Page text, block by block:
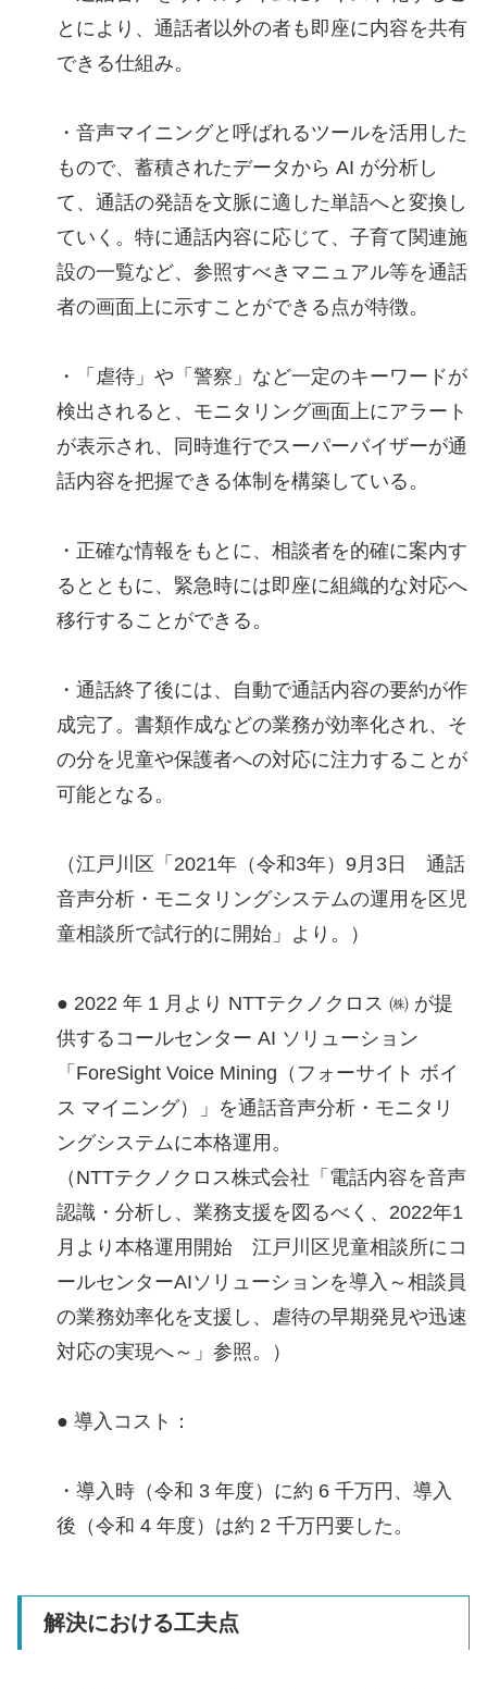
とにより、通話者以外の者も即座に内容を共有
できる仕組み。
・音声マイニングと呼ばれるツールを活用した
もので、蓄積されたデータから AI が分析し
て、通話の発語を文脈に適した単語へと変換し
ていく。特に通話内容に応じて、子育て関連施
設の一覧など、参照すべきマニュアル等を通話
者の画面上に示すことができる点が特徴。
・「虐待」や「警察」など一定のキーワードが
検出されると、モニタリング画面上にアラート
が表示され、同時進行でスーパーバイザーが通
話内容を把握できる体制を構築している。
・正確な情報をもとに、相談者を的確に案内す
るとともに、緊急時には即座に組織的な対応へ
移行することができる。
・通話終了後には、自動で通話内容の要約が作
成完了。書類作成などの業務が効率化され、そ
の分を児童や保護者への対応に注力することが
可能となる。
（江戸川区「2021年（令和3年）9月3日 通話
音声分析・モニタリングシステムの運用を区児
童相談所で試行的に開始」より。）
● 2022 年 1 月より NTTテクノクロス ㈱ が提
供するコールセンター AI ソリューション
「ForeSight Voice Mining（フォーサイト ボイ
ス マイニング）」を通話音声分析・モニタリ
ングシステムに本格運用。
（NTTテクノクロス株式会社「電話内容を音声
認識・分析し、業務支援を図るべく、2022年1
月より本格運用開始 江戸川区児童相談所にコ
ールセンターAIソリューションを導入～相談員
の業務効率化を支援し、虐待の早期発見や迅速
対応の実現へ～」参照。）
● 導入コスト：
・導⼊時（令和 3 年度）に約 6 千万円、導⼊
後（令和 4 年度）は約 2 千万円要した。
解決における工夫点